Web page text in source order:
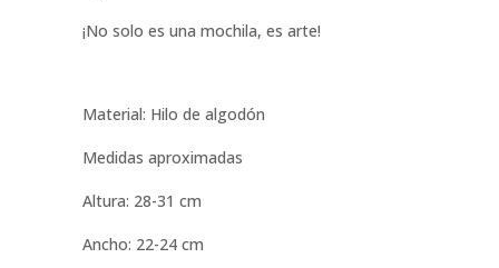
¡No solo es una mochila, es arte!
Material: Hilo de algodón
Medidas aproximadas
Altura: 28-31 cm
Ancho: 22-24 cm